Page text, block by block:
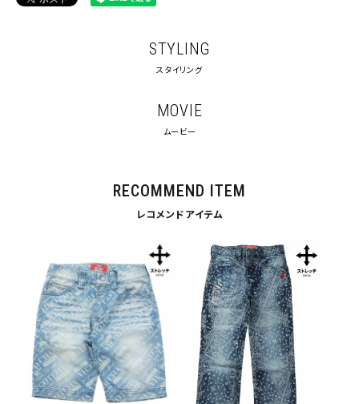
キーワードから探す
search
価格から探す
STYLING
スタイリング
MOVIE
ムービー
RECOMMEND ITEM
レコメンドアイテム